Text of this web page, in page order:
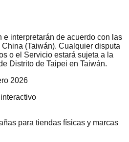
e interpretarán de acuerdo con las
(Taiwán). Cualquier disputa
o el Servicio estará sujeta a la
Distrito de Taipei en Taiwán.
2026
para tiendas físicas y marcas